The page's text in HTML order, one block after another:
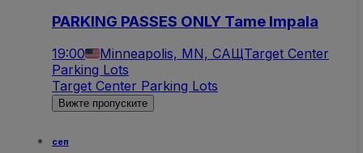
PARKING PASSES ONLY Tame Impala
19:00 Minneapolis, MN, САЩTarget Center
Parking Lots
Target Center Parking Lots
Вижте пропуските
сеп